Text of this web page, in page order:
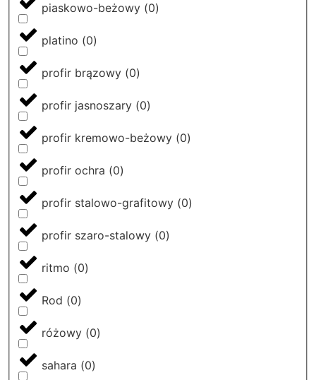
piaskowo-beżowy (0)
platino (0)
profir brązowy (0)
profir jasnoszary (0)
profir kremowo-beżowy (0)
profir ochra (0)
profir stalowo-grafitowy (0)
profir szaro-stalowy (0)
ritmo (0)
Rod (0)
różowy (0)
sahara (0)